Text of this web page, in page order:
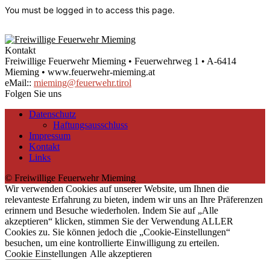
You must be logged in to access this page.
Kontakt
Freiwillige Feuerwehr Mieming • Feuerwehrweg 1 • A-6414
Mieming • www.feuerwehr-mieming.at
eMail:: mieming@feuerwehr.tirol
Folgen Sie uns
Datenschutz
Haftungsausschluss
Impressum
Kontakt
Links
© Freiwillige Feuerwehr Mieming
Wir verwenden Cookies auf unserer Website, um Ihnen die
relevanteste Erfahrung zu bieten, indem wir uns an Ihre Präferenzen
erinnern und Besuche wiederholen. Indem Sie auf „Alle
akzeptieren“ klicken, stimmen Sie der Verwendung ALLER
Cookies zu. Sie können jedoch die „Cookie-Einstellungen“
besuchen, um eine kontrollierte Einwilligung zu erteilen.
Cookie Einstellungen Alle akzeptieren